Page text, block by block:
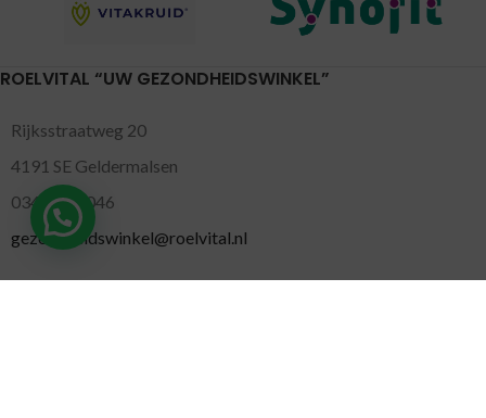
ROELVITAL “UW GEZONDHEIDSWINKEL”
Rijksstraatweg 20
4191 SE Geldermalsen
0345-701046
gezondheidswinkel@roelvital.nl